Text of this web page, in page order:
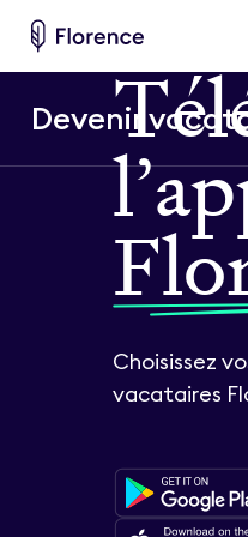
Devenir
Tél
l’ap
Flo
Choisissez
vacataires